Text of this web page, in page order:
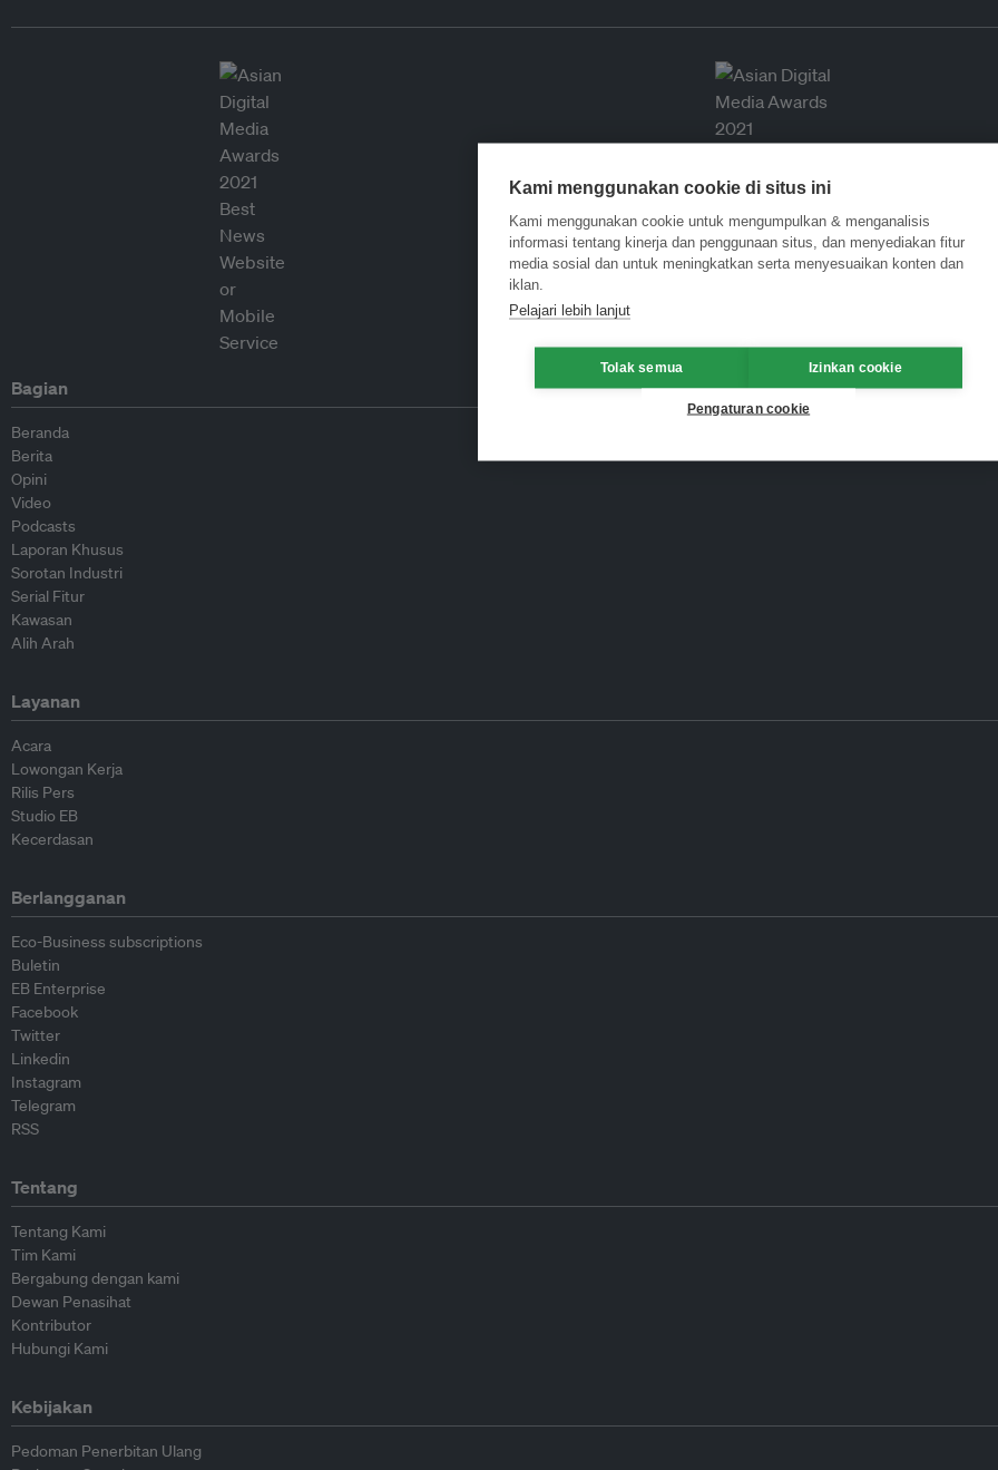
Bagian
Beranda
Berita
Opini
Video
Podcasts
Laporan Khusus
Sorotan Industri
Serial Fitur
Kawasan
Alih Arah
Layanan
Acara
Lowongan Kerja
Rilis Pers
Studio EB
Kecerdasan
Berlangganan
Eco-Business subscriptions
Buletin
EB Enterprise
Facebook
Twitter
Linkedin
Instagram
Telegram
RSS
Tentang
Tentang Kami
Tim Kami
Bergabung dengan kami
Dewan Penasihat
Kontributor
Hubungi Kami
Kebijakan
Pedoman Penerbitan Ulang
Kami menggunakan cookie di situs ini
Kami menggunakan cookie untuk mengumpulkan & menganalisis
informasi tentang kinerja dan penggunaan situs, dan menyediakan fitur
media sosial dan untuk meningkatkan serta menyesuaikan konten dan
iklan.
Pelajari lebih lanjut
Tolak semua Izinkan cookie
Pengaturan cookie